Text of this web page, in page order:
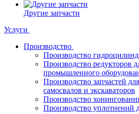
Другие запчасти
Услуги
Производство
Производство
Производство редукторов
промышленного
Производство запчастей
самосвалов и экскаваторов
Производство
Производство уплотнений